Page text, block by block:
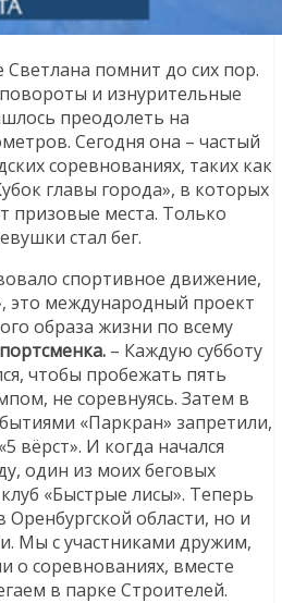
помнит до сих пор.
и изнурительные
преодолеть на
Сегодня она – частый
соревнованиях, таких как
главы города», в которых
призовые места. Только
стал бег.
спортивное движение,
это международный проект
образа жизни по всему
– Каждую субботу
чтобы пробежать пять
не соревнуясь. Затем в
«Паркран» запретили,
вёрст». И когда начался
один из моих беговых
«Быстрые лисы». Теперь
Оренбургской области, но и
Мы с участниками дружим,
о соревнованиях, вместе
в парке Строителей.